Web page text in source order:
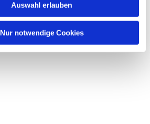
Auswahl erlauben
Nur notwendige Cookies